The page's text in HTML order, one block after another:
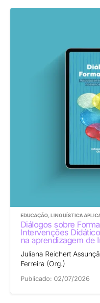
EDUCAÇÃO, LINGUÍSTICA
Diálogos sobre
Intervenções
na aprendizagem de
Juliana Reichert
Ferreira (Org.)
Publicado: 02/07/2026